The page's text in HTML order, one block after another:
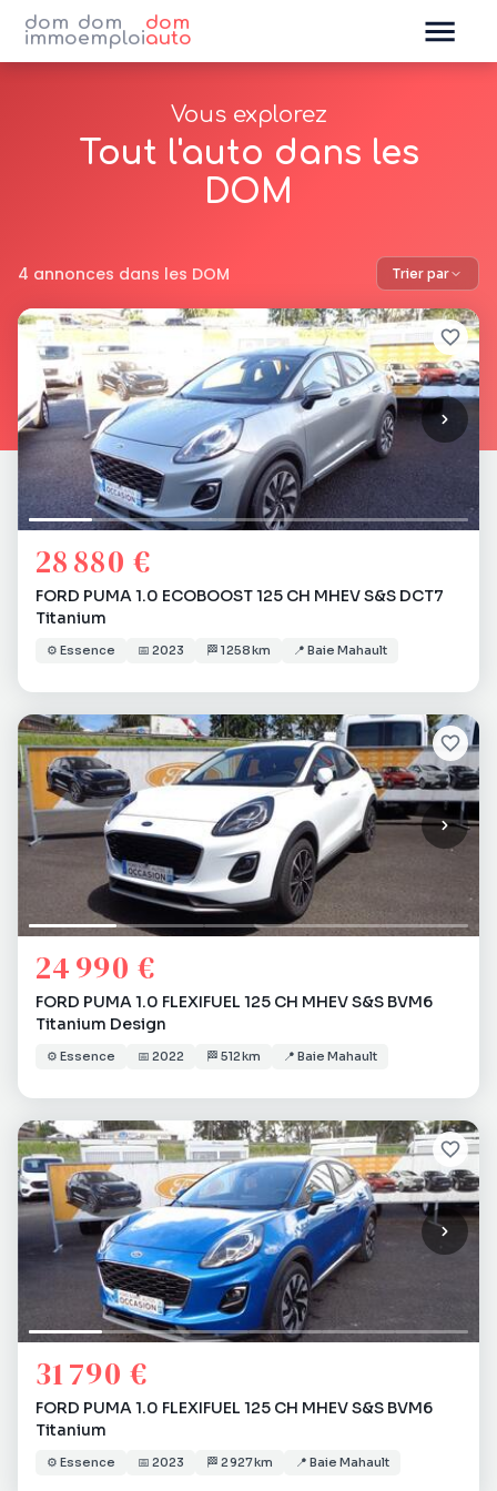
dom
immo
dom
emploi
dom
auto
Vous explorez
Tout l'auto dans les
DOM
4 annonces dans les DOM Trier par
28 880 €
FORD PUMA 1.0 ECOBOOST 125 CH MHEV S&S DCT7
Titanium
⚙️ Essence 📅 2023 🏁 1 258 km 📍 Baie Mahault
24 990 €
FORD PUMA 1.0 FLEXIFUEL 125 CH MHEV S&S BVM6
Titanium Design
⚙️ Essence 📅 2022 🏁 512 km 📍 Baie Mahault
31 790 €
FORD PUMA 1.0 FLEXIFUEL 125 CH MHEV S&S BVM6
Titanium
⚙️ Essence 📅 2023 🏁 2 927 km 📍 Baie Mahault